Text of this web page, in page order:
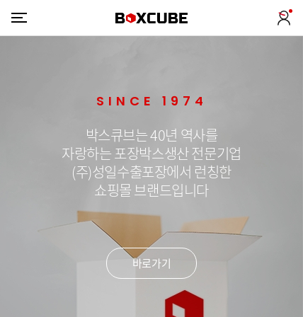
SINCE 1974
박스큐브는 40년 역사를
자랑하는 포장박스생산 전문기업
(주)성일수출포장에서 런칭한
쇼핑몰 브랜드입니다
바로가기